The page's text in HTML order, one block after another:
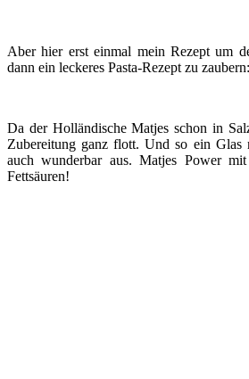
Aber hier erst einmal mein Rezept um
dann ein leckeres Pasta-Rezept zu zaubern:
Da der Holländische Matjes schon in
Zubereitung ganz flott. Und so ein Glas
auch wunderbar aus. Matjes Power mit
Fettsäuren!